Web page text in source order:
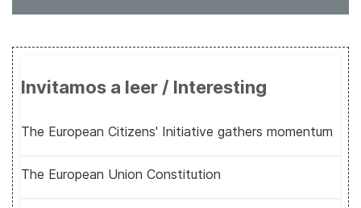
Invitamos a leer / Interesting
The European Citizens' Initiative gathers momentum
The European Union Constitution